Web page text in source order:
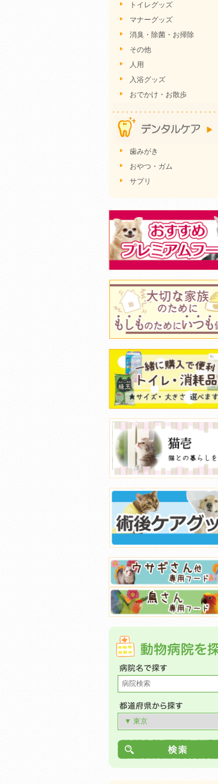
トイレグッズ
マナーグッズ
消臭・除菌・お掃除
その他
人用
入浴グッズ
おでかけ・お散歩
歯みがき
おやつ・ガム
サプリ